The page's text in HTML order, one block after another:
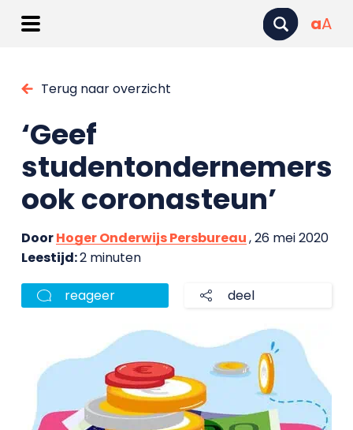
aA
Terug naar overzicht
‘Geef
studentondernemers
ook coronasteun’
DoorHoger Onderwijs Persbureau, 26 mei 2020
Leestijd:2 minuten
reageer deel